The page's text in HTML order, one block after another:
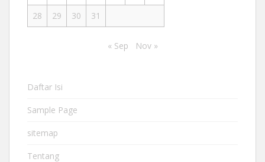
28
29 30 31
« Sep Nov »
Daftar Isi
Sample Page
sitemap
Tentang